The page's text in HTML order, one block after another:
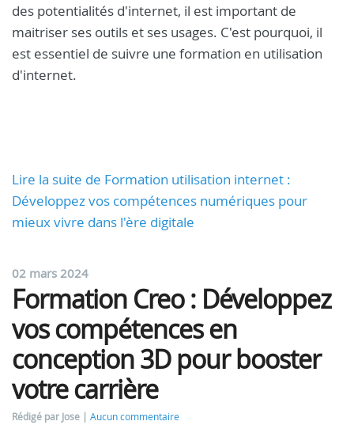
des potentialités d'internet, il est important de
maitriser ses outils et ses usages. C'est pourquoi, il
est essentiel de suivre une formation en utilisation
d'internet.
Lire la suite de Formation utilisation internet :
Développez vos compétences numériques pour
mieux vivre dans l'ère digitale
02 mars 2024
Formation Creo : Développez
vos compétences en
conception 3D pour booster
votre carrière
Rédigé par Jose
Aucun commentaire